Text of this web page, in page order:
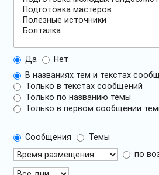
Да
Нет
В названиях тем и текстах
Только в текстах сообщений
Только по названию темы
Только в первом сообщении
Сообщения
Темы
по